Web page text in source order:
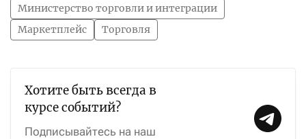
Министерство торговли и интеграции
Маркетплейс
Торговля
Хотите быть всегда в
курсе событий?
Подписывайтесь на наш